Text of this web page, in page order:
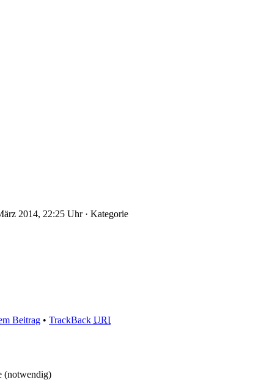
2014, 22:25 Uhr · Kategorie
Beitrag • TrackBack URI
(notwendig)